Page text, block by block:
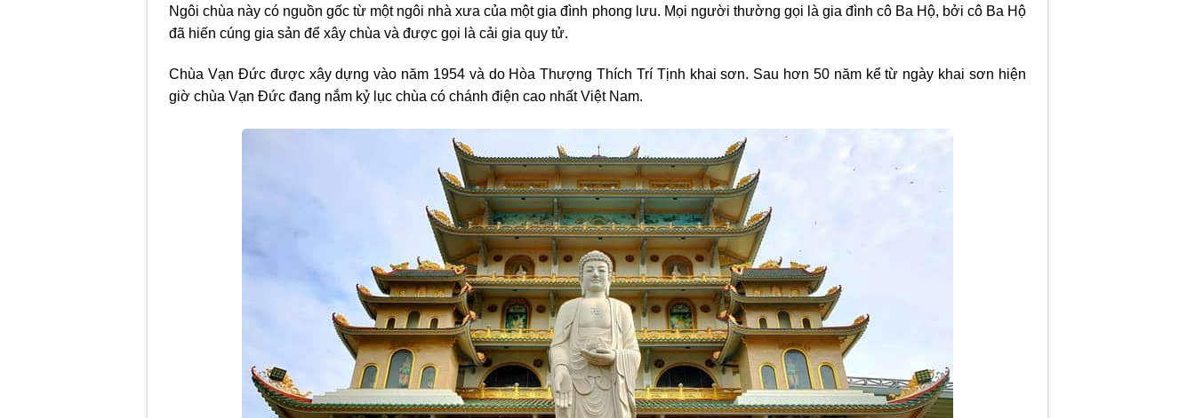
Ngôi chùa này có nguồn gốc từ một ngôi nhà xưa của một gia đình phong lưu. Mọi người thường gọi là gia đình cô Ba Hộ, bởi cô Ba Hộ
đã hiến cúng gia sản để xây chùa và được gọi là cải gia quy tử.
Chùa Vạn Đức được xây dựng vào năm 1954 và do Hòa Thượng Thích Trí Tịnh khai sơn. Sau hơn 50 năm kể từ ngày khai sơn hiện
giờ chùa Vạn Đức đang nắm kỷ lục chùa có chánh điện cao nhất Việt Nam.